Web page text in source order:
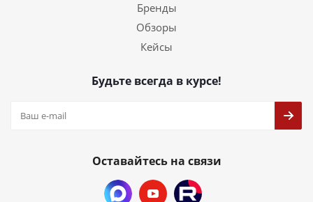
Бренды
Обзоры
Кейсы
Будьте всегда в курсе!
Оставайтесь на связи